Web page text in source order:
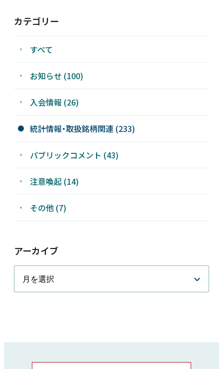
JP 会員ログイン
カテゴリー
すべて
お知らせ (100)
入会情報 (26)
統計情報・取扱銘柄関連 (233)
パブリックコメント (43)
注意喚起 (14)
その他 (7)
アーカイブ